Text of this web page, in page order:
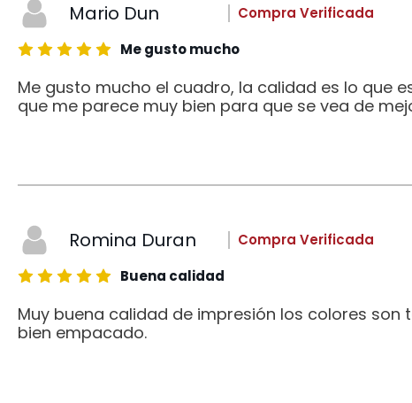
Mario Dun
Compra Verificada
Me gusto mucho
Me gusto mucho el cuadro, la calidad es lo que
que me parece muy bien para que se vea de
Romina Duran
Compra Verificada
Buena calidad
Muy buena calidad de impresión los colores
bien empacado.